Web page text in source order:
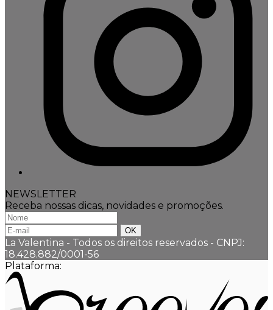
NEWSLETTER
Receba nossas dicas, novidades e promoções.
La Valentina - Todos os direitos reservados - CNPJ:
18.428.882/0001-56
Plataforma: